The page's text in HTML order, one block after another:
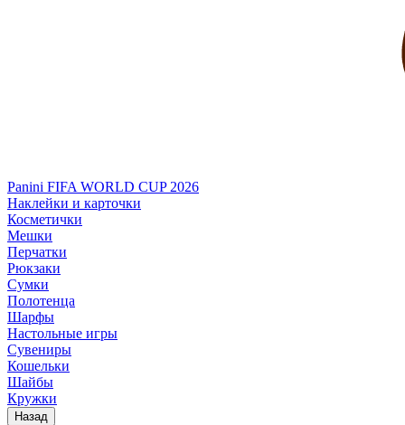
Panini FIFA WORLD CUP 2026
Наклейки и карточки
Косметички
Мешки
Перчатки
Рюкзаки
Сумки
Полотенца
Шарфы
Настольные игры
Сувениры
Кошельки
Шайбы
Кружки
Назад